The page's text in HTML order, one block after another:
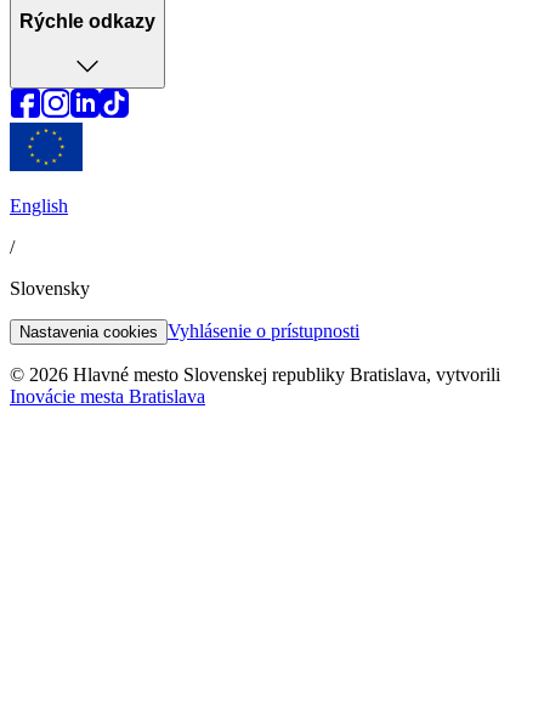
Rýchle odkazy
English
/
Slovensky
Nastavenia cookies Vyhlásenie o prístupnosti
© 2026 Hlavné mesto Slovenskej republiky Bratislava, vytvorili
Inovácie mesta Bratislava